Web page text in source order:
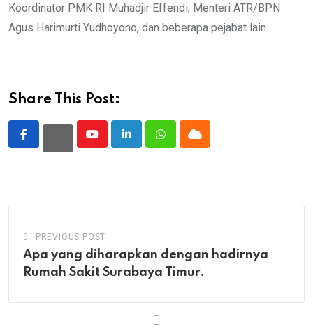
Koordinator PMK RI Muhadjir Effendi, Menteri ATR/BPN
Agus Harimurti Yudhoyono, dan beberapa pejabat lain.
Share This Post:
YoutubeLinkedInWhatsappCloud
PREVIOUS POST
Apa yang diharapkan dengan hadirnya
Rumah Sakit Surabaya Timur.